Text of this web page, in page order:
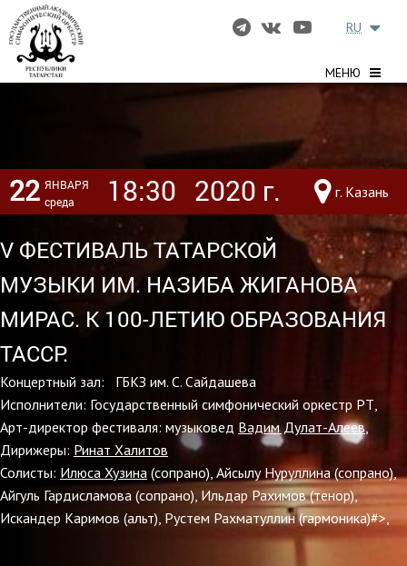
МЕНЮ
RU
22 ЯНВАРЯ
среда
18:30 2020 г. г. Казань
V ФЕСТИВАЛЬ ТАТАРСКОЙ
МУЗЫКИ ИМ. НАЗИБА ЖИГАНОВА
МИРАС. К 100-ЛЕТИЮ ОБРАЗОВАНИЯ
ТАССР.
Концертный зал: ГБКЗ им. С. Сайдашева
Исполнители: Государственный симфонический оркестр РТ,
Арт-директор фестиваля: музыковед Вадим Дулат-Алеев,
Дирижеры: Ринат Халитов
Солисты: Илюса Хузина (сопрано), Айсылу Нуруллина (сопрано),
Айгуль Гардисламова (сопрано), Ильдар Рахимов (тенор),
Искандер Каримов (альт), Рустем Рахматуллин (гармоника)#>,